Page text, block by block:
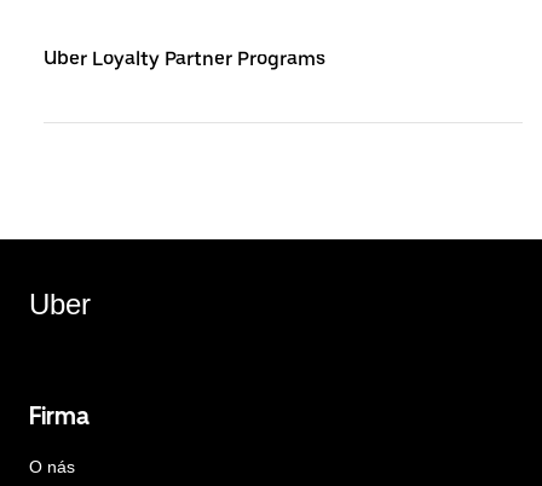
Uber Loyalty Partner Programs
Uber
Firma
O nás